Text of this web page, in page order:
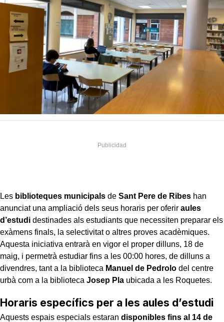
Les biblioteques municipals de Sant Pere de Ribes han
anunciat una ampliació dels seus horaris per oferir aules
d’estudi destinades als estudiants que necessiten preparar els
exàmens finals, la selectivitat o altres proves acadèmiques.
Aquesta iniciativa entrarà en vigor el proper dilluns, 18 de
maig, i permetrà estudiar fins a les 00:00 hores, de dilluns a
divendres, tant a la biblioteca Manuel de Pedrolo del centre
urbà com a la biblioteca Josep Pla ubicada a les Roquetes.
Horaris específics per a les aules d’estudi
Aquests espais especials estaran disponibles fins al 14 de